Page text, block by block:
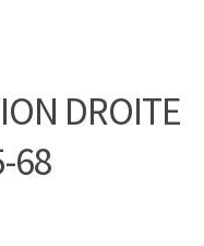
DROITE
68